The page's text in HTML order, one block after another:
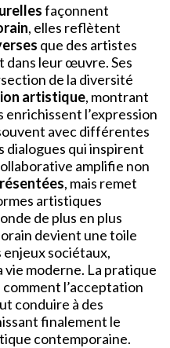
façonnent
, elles reflètent
que des artistes
dans leur œuvre. Ses
de la diversité
artistique, montrant
l’expression
avec différentes
dialogues qui inspirent
amplifie non
, mais remet
artistiques
de plus en plus
devient une toile
sociétaux,
vie moderne. La pratique
l’acceptation
conduire à des
finalement le
contemporaine.